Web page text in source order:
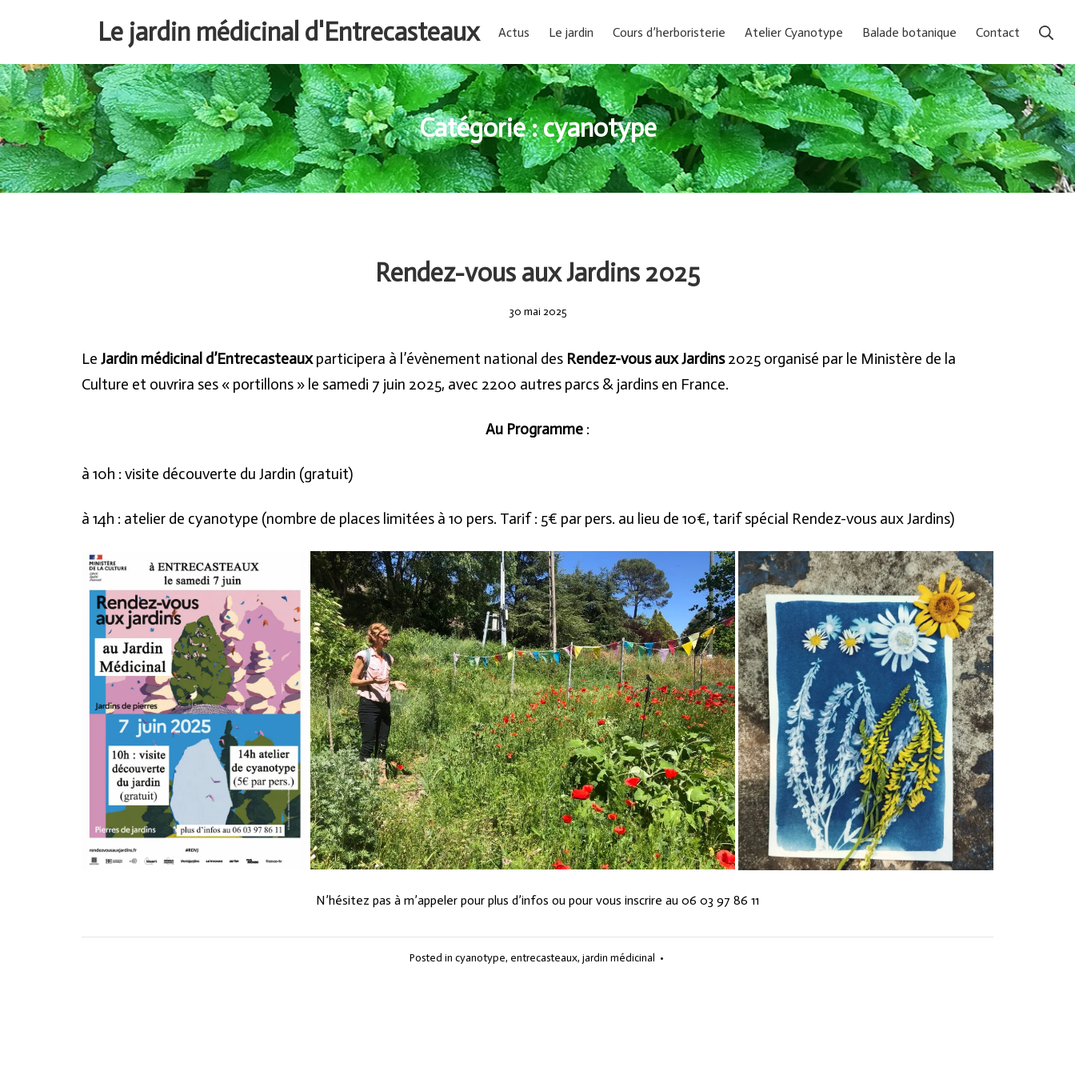
Le jardin médicinal d'Entrecasteaux Actus Le jardin Cours d’herboristerie Atelier Cyanotype Balade botanique Contact
Catégorie :cyanotype
Rendez-vous aux Jardins 2025
30 mai 202530
Le Jardin médicinal d’Entrecasteauxparticipera à l’évènement national des Rendez-vous aux Jardins2025 organisé par le Ministère de la
Culture et ouvrira ses « portillons » le samedi 7 juin 2025, avec 2200 autres parcs & jardins en France.
Au Programme :
à 10h : visite découverte du Jardin (gratuit)
à 14h : atelier de cyanotype (nombre de places limitées à 10 pers. Tarif : 5€ par pers. au lieu de 10€, tarif spécial Rendez-vous aux Jardins)
N’hésitez pas à m’appeler pour plus d’infos ou pour vous inscrire au 06 03 97 86 11
Posted in cyanotype, entrecasteaux, jardin médicinal •